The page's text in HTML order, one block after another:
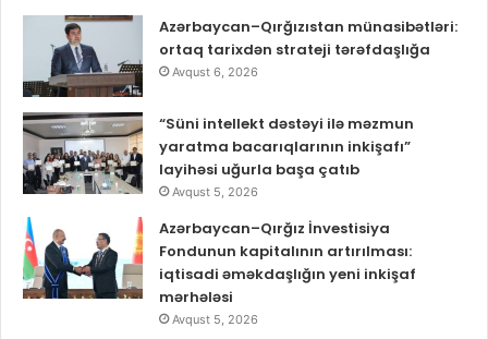
Azərbaycan–Qırğızıstan münasibətləri:
ortaq tarixdən strateji tərəfdaşlığa
Avqust 6, 2026
“Süni intellekt dəstəyi ilə məzmun
yaratma bacarıqlarının inkişafı”
layihəsi uğurla başa çatıb
Avqust 5, 2026
Azərbaycan–Qırğız İnvestisiya
Fondunun kapitalının artırılması:
iqtisadi əməkdaşlığın yeni inkişaf
mərhələsi
Avqust 5, 2026